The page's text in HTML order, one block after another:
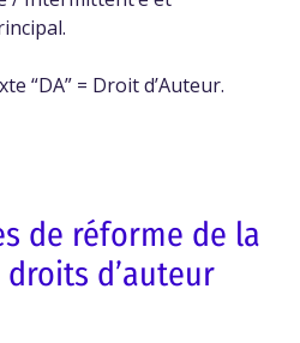
“DA” = Droit d’Auteur.
de réforme de la
d’auteur